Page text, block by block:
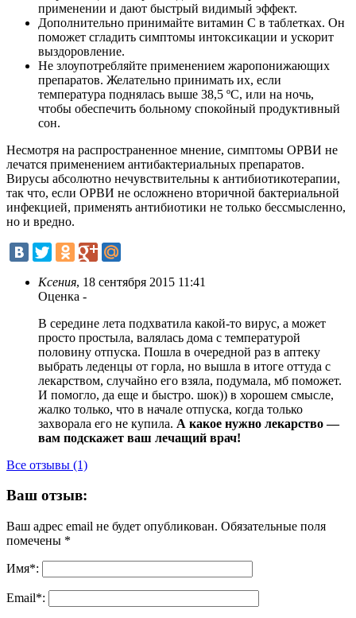
применении и дают быстрый видимый эффект.
Дополнительно принимайте витамин С в таблетках. Он
поможет сгладить симптомы интоксикации и ускорит
выздоровление.
Не злоупотребляйте применением жаропонижающих
препаратов. Желательно принимать их, если
температура поднялась выше 38,5 ºС, или на ночь,
чтобы обеспечить больному спокойный продуктивный
сон.
Несмотря на распространенное мнение, симптомы ОРВИ не
лечатся применением антибактериальных препаратов.
Вирусы абсолютно нечувствительны к антибиотикотерапии,
так что, если ОРВИ не осложнено вторичной бактериальной
инфекцией, применять антибиотики не только бессмысленно,
но и вредно.
Ксения, 18 сентября 2015 11:41
Оценка -
В середине лета подхватила какой-то вирус, а может
просто простыла, валялась дома с температурой
половину отпуска. Пошла в очередной раз в аптеку
выбрать леденцы от горла, но вышла в итоге оттуда с
лекарством, случайно его взяла, подумала, мб поможет.
И помогло, да еще и быстро. шок)) в хорошем смысле,
жалко только, что в начале отпуска, когда только
захворала его не купила. А какое нужно лекарство —
вам подскажет ваш лечащий врач!
Все отзывы (1)
Ваш отзыв:
Ваш адрес email не будет опубликован. Обязательные поля
помечены *
Имя*:
Email*: